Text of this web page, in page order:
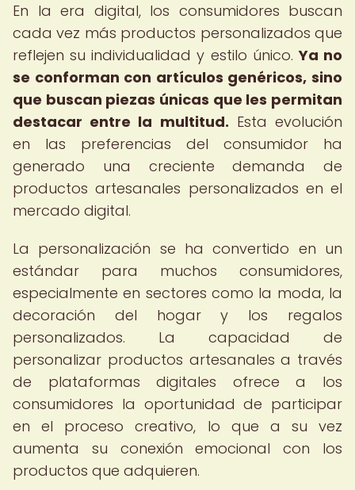
En la era digital, los consumidores buscan
cada vez más productos personalizados que
reflejen su individualidad y estilo único.Ya no
se conforman con artículos genéricos, sino
que buscan piezas únicas que les permitan
destacar entre la multitud. Esta evolución
en las preferencias del consumidor ha
generado una creciente demanda de
productos artesanales personalizados en el
mercado digital.
La personalización se ha convertido en un
estándar para muchos consumidores,
especialmente en sectores como la moda, la
decoración del hogar y los regalos
personalizados. La capacidad de
personalizar productos artesanales a través
de plataformas digitales ofrece a los
consumidores la oportunidad de participar
en el proceso creativo, lo que a su vez
aumenta su conexión emocional con los
productos que adquieren.